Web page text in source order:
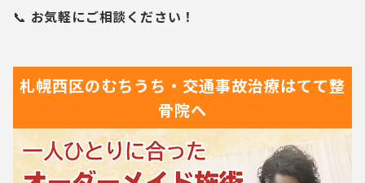
📞 お気軽にご相談ください！
札幌西区のむちうち・交通事故治療はてて整
骨院へ